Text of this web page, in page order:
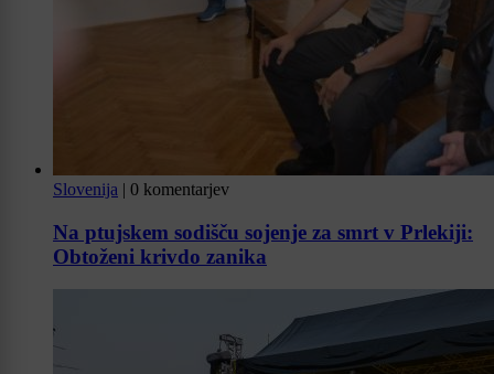
Slovenija | 0 komentarjev
Na ptujskem sodišču sojenje za smrt v Prlekiji:
Obtoženi krivdo zanika